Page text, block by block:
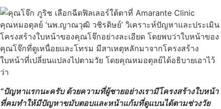
คุณหมอตุลย์ ‘นพ.ญาณวุฒิ วชิรดิษย์’ วิเคราะห์ปัญหาและประเมิน
โครงสร้างใบหน้าของคุณโจ๊กอย่างละเอียด โดยพบว่าใบหน้าของ
คุณโจ๊กที่ดูเหนื่อยและโทรม มีสาเหตุหลักมาจากโครงสร้าง
ใบหน้าที่เปลี่ยนแปลงไปตามวัย โดยคุณหมอตุลย์ได้อธิบายเอาไว้
ว่า
“ปัญหาแรกนะครับ ด้วยความที่ผู้ชายอย่างเรามีโครงสร้างใบหน้า
ที่คมทำให้มีปัญหาขมับตอบและหน้าแก้มที่ดูแบนได้ตามช่วงวัย